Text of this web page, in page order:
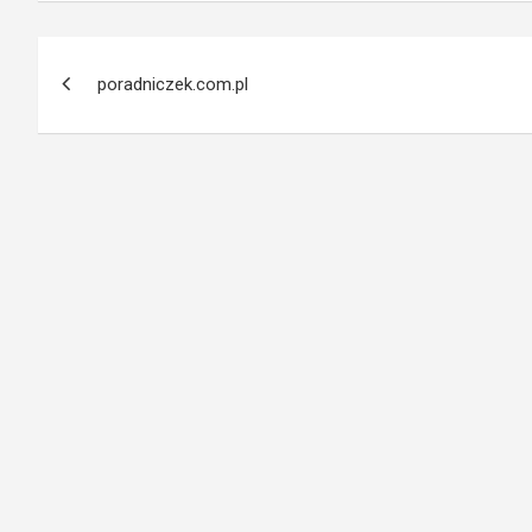
wpisu
poradniczek.com.pl